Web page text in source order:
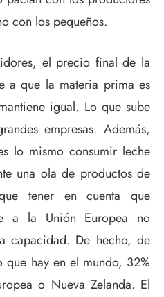
con los pequeños.
el precio final de la
a que la materia prima es
igual. Lo que sube
empresas. Además,
lo mismo consumir leche
una ola de productos de
tener en cuenta que
a la Unión Europea no
capacidad. De hecho, de
hay en el mundo, 32%
o Nueva Zelanda. El